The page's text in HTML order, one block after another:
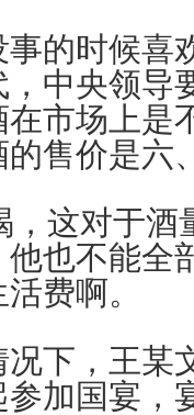
的时候喜
中央领导
市场上是
售价是六
，这对于
也不能全
费啊。
下，王某
加国宴，